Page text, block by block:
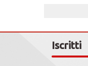
Iscritti